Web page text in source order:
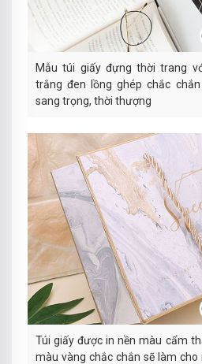
Mẫu túi giấy đựng thời trang
trắng đen lồng ghép chắc
sang trọng, thời thượng
Túi giấy được in nền màu cẩm
màu vàng chắc chắn sẽ làm